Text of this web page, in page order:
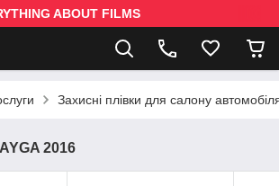
ABOUT FILMS
Захисні плівки для салону
2016